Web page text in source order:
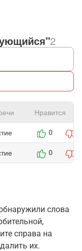
2
Нравится
0
0
слова
справа на
их.